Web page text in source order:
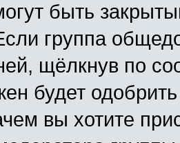
быть
группа
щёлкнув по
будет
вы хотите